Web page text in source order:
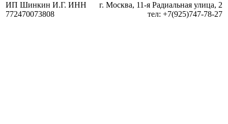
ИП Шинкин И.Г. ИНН
772470073808
г. Москва, 11-я Радиальная улица, 2
тел: +7(925)747-78-27